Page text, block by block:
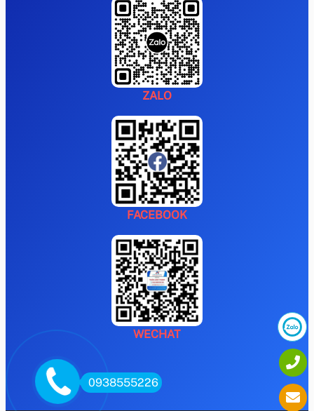
ZALO
FACEBOOK
WECHAT
0938555226